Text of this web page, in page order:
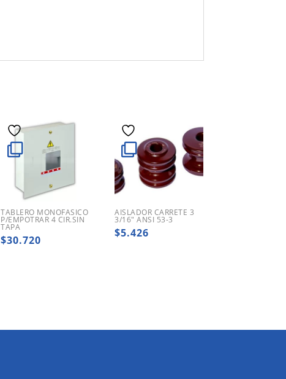
TABLERO MONOFASICO
P/EMPOTRAR 4 CIR.SIN
TAPA
$30.720
AISLADOR CARRETE 3
3/16″ ANSI 53-3
$5.426